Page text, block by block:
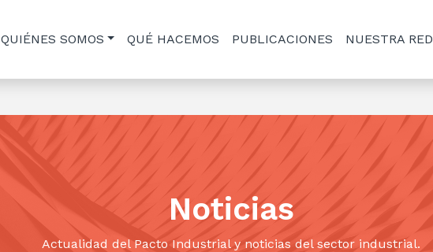
QUIÉNES SOMOS QUÉ HACEMOS PUBLICACIONES NUESTRA RED
Noticias
Actualidad del Pacto Industrial y noticias del sector industrial.